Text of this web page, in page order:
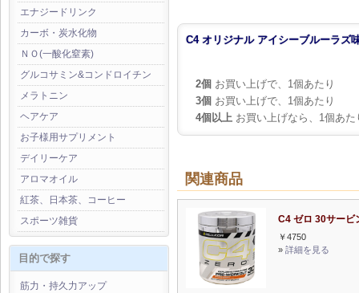
エナジードリンク
カーボ・炭水化物
ＮＯ(一酸化窒素)
グルコサミン&コンドロイチン
メラトニン
ヘアケア
お子様用サプリメント
デイリーケア
アロマオイル
紅茶、日本茶、コーヒー
スポーツ雑貨
目的で探す
筋力・持久力アップ
C4 オリジナル アイシーブルーラズ
2個 お買い上げで、1個あたり
3個 お買い上げで、1個あたり
4個以上 お買い上げなら、1個あた
関連商品
C4 ゼロ 30サービ
￥4750
» 詳細を見る